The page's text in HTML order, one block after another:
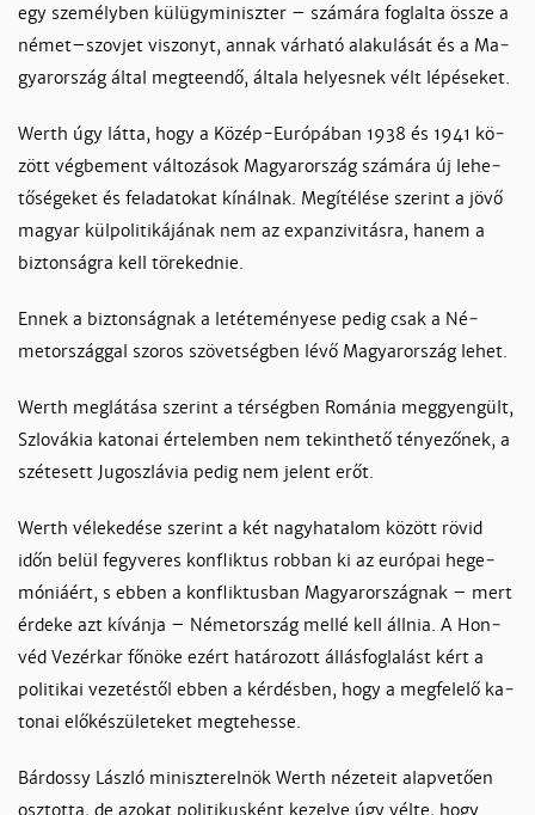
egy sze­mély­ben kül­ügy­mi­nisz­ter – szá­má­ra fog­lal­ta össze a
né­met–szov­jet vi­szonyt, an­nak vár­ha­tó ala­ku­lá­sát és a Ma­
gyaror­szág ál­tal meg­teen­dő, ál­ta­la he­lyes­nek vélt lé­pé­se­ket.
Werth úgy lát­ta, hogy a Kö­zép-Eu­ró­pá­ban 1938 és 1941 kö­
zött vég­be­ment vál­to­zá­sok Ma­gyaror­szág szá­má­ra új le­he­
tő­sé­ge­ket és felada­to­kat kí­nál­nak. Megíté­lé­se sze­rint a jö­vő
ma­gyar kül­po­li­ti­ká­já­nak nem az ex­pan­zi­vi­tás­ra, ha­nem a
biz­ton­ság­ra kell tö­re­ked­nie.
En­nek a biz­ton­ság­nak a le­té­te­mé­nye­se pe­dig csak a Né­
metor­szág­gal szo­ros szö­vet­ség­ben lé­vő Ma­gyaror­szág le­het.
Werth meg­lá­tá­sa sze­rint a tér­ség­ben Ro­má­nia meg­gyen­gült,
Szlo­vá­kia ka­to­nai ér­te­lem­ben nem te­kint­he­tő té­nye­ző­nek, a
szétesett Ju­go­szlá­via pe­dig nem je­lent erőt.
Werth vé­le­ke­dé­se sze­rint a két nagy­ha­ta­lom kö­zött rö­vid
időn be­lül fegy­ve­res konf­lik­tus rob­ban ki az eu­ró­pai he­ge­
mó­niáért, s eb­ben a konf­lik­tus­ban Ma­gyaror­szág­nak – mert
ér­de­ke azt kí­ván­ja – Né­metor­szág mel­lé kell áll­nia. A Hon­
véd Ve­zér­kar fő­nö­ke ezért ha­tá­ro­zott ál­lás­fog­la­lást kért a
po­li­ti­kai ve­ze­tés­től eb­ben a kér­dés­ben, hogy a meg­fe­le­lő ka­
to­nai elő­ké­szü­le­te­ket meg­te­hes­se.
Bár­dos­sy Lász­ló mi­nisz­ter­el­nök Werth né­ze­teit alap­ve­tően
osz­tot­ta, de azo­kat po­li­ti­kus­ként ke­zel­ve úgy vél­te, hogy